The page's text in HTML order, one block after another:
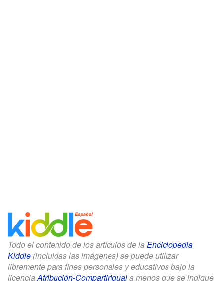
Todo el contenido de los artículos de la Enciclopedia
Kiddle (incluidas las imágenes) se puede utilizar
libremente para fines personales y educativos bajo la
licenciaAtribución-CompartirIguala menos que se indique